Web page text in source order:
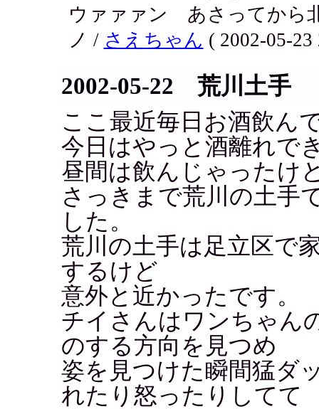
ウァァァン あさってから
ノ / さえちゃん ( 2002-05-23
2002-05-22 荒川土手
ここ最近毎日お酒飲ん
今日はやっと酒離れで
昼間は飲んじゃったけ
さっきまで荒川の土手
した。
荒川の土手は足立区で
するけど
意外と近かったです。
チイさんはワンちゃん
のする方向を見つめ
姿を見つけた瞬間猛ダ
れたり怒ったりしてて